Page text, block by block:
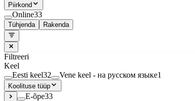
Piirkond
Online33
Tühjenda Rakenda
Filtreeri
Keel
Eesti keel32 Vene keel - на русском языке1
Koolituse tüüp
E-õpe33